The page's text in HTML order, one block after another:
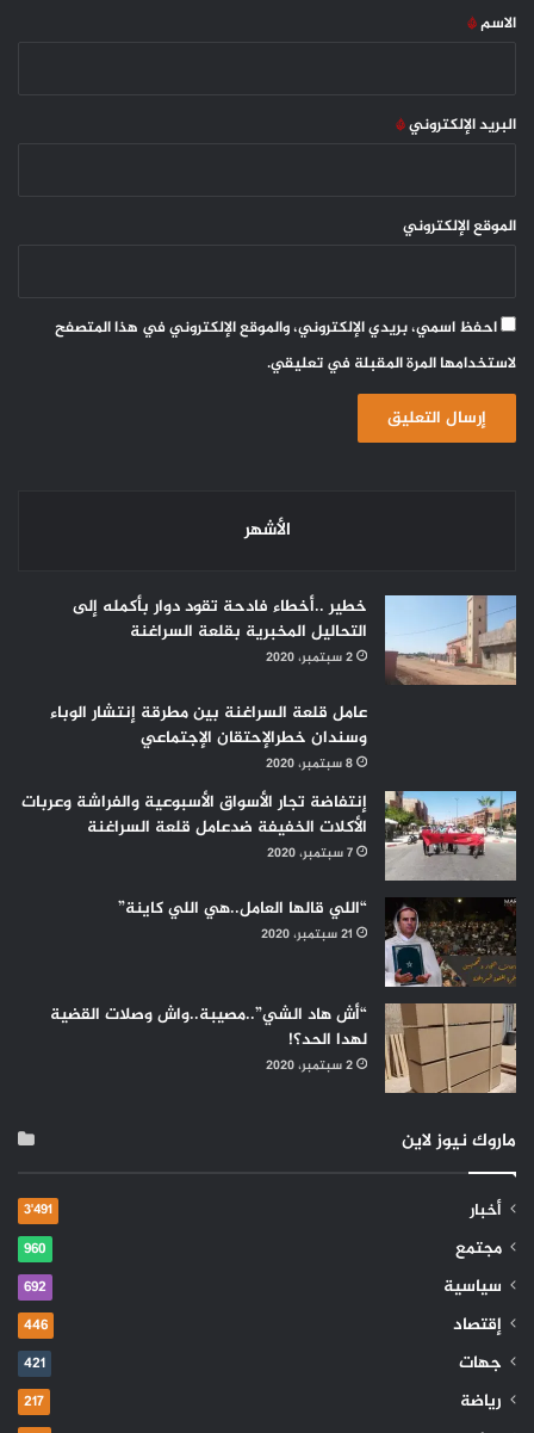
*
الاسم*
البريد الإلكتروني*
الموقع الإلكتروني
احفظ اسمي، بريدي الإلكتروني، والموقع الإلكتروني في هذا المتصفح
لاستخدامها المرة المقبلة في تعليقي.
الأشهر
خطير ..أخطاء فادحة تقود دوار بأكمله إلى
التحاليل المخبرية بقلعة السراغنة
2 سبتمبر، 2020
عامل قلعة السراغنة بين مطرقة إنتشار الوباء
وسندان خطرالإحتقان الإجتماعي
8 سبتمبر، 2020
إنتفاضة تجار الأسواق الأسبوعية والفراشة وعربات
الأكلات الخفيفة ضدعامل قلعة السراغنة
7 سبتمبر، 2020
“اللي قالها العامل..هي اللي كاينة”
21 سبتمبر، 2020
“أش هاد الشي”..مصيبة..واش وصلات القضية
لهدا الحد؟!
2 سبتمبر، 2020
ماروك نيوز لاين
أخبار 3٬491
مجتمع 960
سياسية 692
إقتصاد 446
جهات 421
رياضة 217